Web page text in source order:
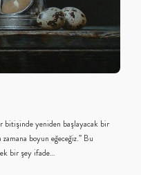
bitişinde yeniden başlayacak bir
boyun eğeceğiz.” Bu
bir şey ifade…